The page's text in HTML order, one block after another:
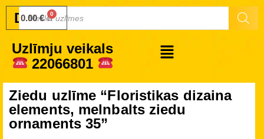
Druku.lv
0.00€
Uzlīmju veikals
22066801
Ziedu uzlīme “Floristikas dizaina
elements, melnbalts ziedu
ornaments 35”